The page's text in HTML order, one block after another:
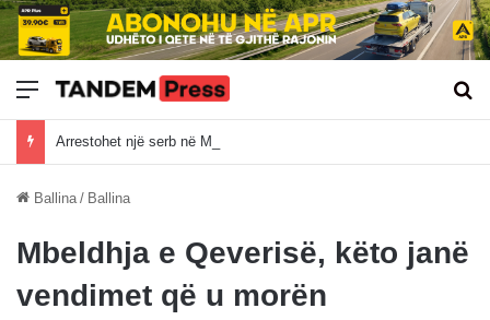
Meny
Ballina / Ballina
Mbeldhja e Qeverisë, këto janë
vendimet që u morën